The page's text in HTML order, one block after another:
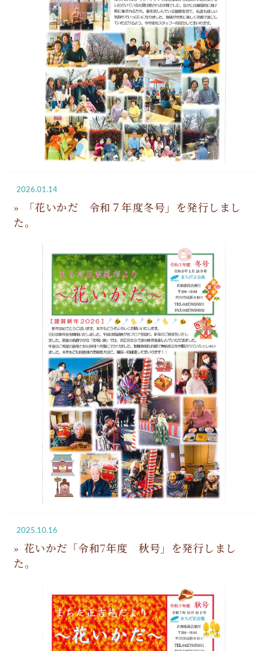
2026.01.14
「花いかだ 令和７年度冬号」を発行しまし
た。
2025.10.16
花いかだ「令和7年度 秋号」を発行しまし
た。